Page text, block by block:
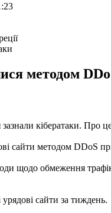
методом
зазнали кібератаки.
сайти методом DDoS
щодо обмеження
сайти за тиждень.